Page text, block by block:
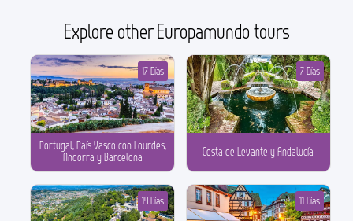
Explore other Europamundo tours
Portugal, País Vasco con Lourdes,
Andorra y Barcelona
17 Días
Costa de Levante y Andalucía
7 Días
14 Días 11 Días